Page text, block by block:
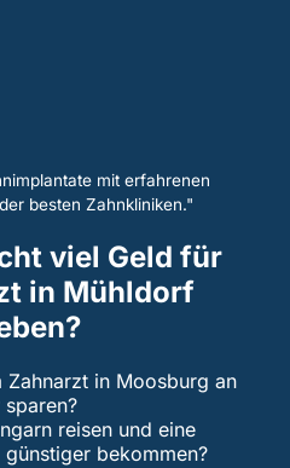
mit erfahrenen
besten Zahnkliniken."
viel Geld für
in Mühldorf
Zahnarzt in Moosburg an
reisen und eine
bekommen?